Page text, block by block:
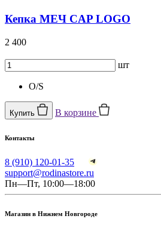
Кепка МЕЧ CAP LOGO
2 400
шт
O/S
Купить В корзине
Контакты
8 (910) 120-01-35
support@rodinastore.ru
Пн—Пт, 10:00—18:00
Магазин в Нижнем Новгороде